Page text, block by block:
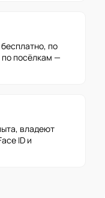
по
посёлкам —
владеют
ID и